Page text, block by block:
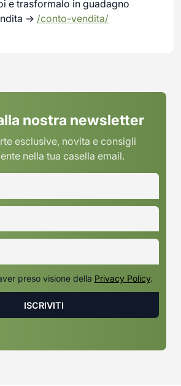
e trasformalo in guadagno
→ /conto-vendita/
nostra newsletter
esclusive, novita e consigli
nella tua casella email.
preso visione della Privacy Policy.